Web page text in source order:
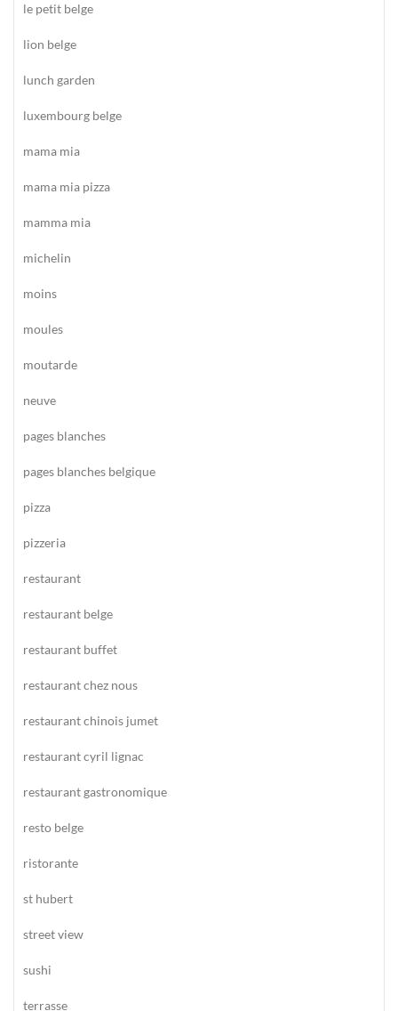
le petit belge
lion belge
lunch garden
luxembourg belge
mama mia
mama mia pizza
mamma mia
michelin
moins
moules
moutarde
neuve
pages blanches
pages blanches belgique
pizza
pizzeria
restaurant
restaurant belge
restaurant buffet
restaurant chez nous
restaurant chinois jumet
restaurant cyril lignac
restaurant gastronomique
resto belge
ristorante
st hubert
street view
sushi
terrasse